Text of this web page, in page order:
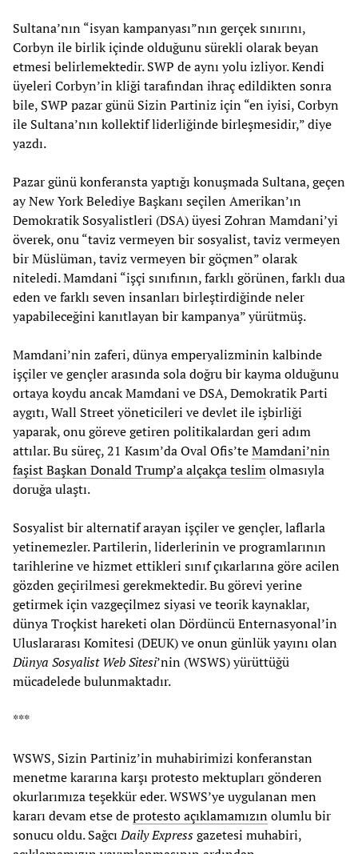
Sultana’nın “isyan kampanyası”nın gerçek sınırını,
Corbyn ile birlik içinde olduğunu sürekli olarak beyan
etmesi belirlemektedir. SWP de aynı yolu izliyor. Kendi
üyeleri Corbyn’in kliği tarafından ihraç edildikten sonra
bile, SWP pazar günü Sizin Partiniz için “en iyisi, Corbyn
ile Sultana’nın kollektif liderliğinde birleşmesidir,” diye
yazdı.
Pazar günü konferansta yaptığı konuşmada Sultana, geçen
ay New York Belediye Başkanı seçilen Amerikan’ın
Demokratik Sosyalistleri (DSA) üyesi Zohran Mamdani’yi
överek, onu “taviz vermeyen bir sosyalist, taviz vermeyen
bir Müslüman, taviz vermeyen bir göçmen” olarak
niteledi. Mamdani “işçi sınıfının, farklı görünen, farklı dua
eden ve farklı seven insanları birleştirdiğinde neler
yapabileceğini kanıtlayan bir kampanya” yürütmüş.
Mamdani’nin zaferi, dünya emperyalizminin kalbinde
işçiler ve gençler arasında sola doğru bir kayma olduğunu
ortaya koydu ancak Mamdani ve DSA, Demokratik Parti
aygıtı, Wall Street yöneticileri ve devlet ile işbirliği
yaparak, onu göreve getiren politikalardan geri adım
attılar. Bu süreç, 21 Kasım’da Oval Ofis’teMamdani’nin
faşist Başkan Donald Trump’a alçakça teslimolmasıyla
doruğa ulaştı.
Sosyalist bir alternatif arayan işçiler ve gençler, laflarla
yetinemezler. Partilerin, liderlerinin ve programlarının
tarihlerine ve hizmet ettikleri sınıf çıkarlarına göre acilen
gözden geçirilmesi gerekmektedir. Bu görevi yerine
getirmek için vazgeçilmez siyasi ve teorik kaynaklar,
dünya Troçkist hareketi olan Dördüncü Enternasyonal’in
Uluslararası Komitesi (DEUK) ve onun günlük yayını olan
Dünya Sosyalist Web Sitesi’nin (WSWS) yürüttüğü
mücadelede bulunmaktadır.
***
WSWS, Sizin Partiniz’in muhabirimizi konferanstan
menetme kararına karşı protesto mektupları gönderen
okurlarımıza teşekkür eder. WSWS’ye uygulanan men
kararı devam etse deprotesto açıklamamızınolumlu bir
sonucu oldu. SağcıDaily Expressgazetesi muhabiri,